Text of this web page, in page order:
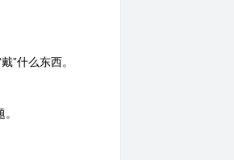
”什么东西。